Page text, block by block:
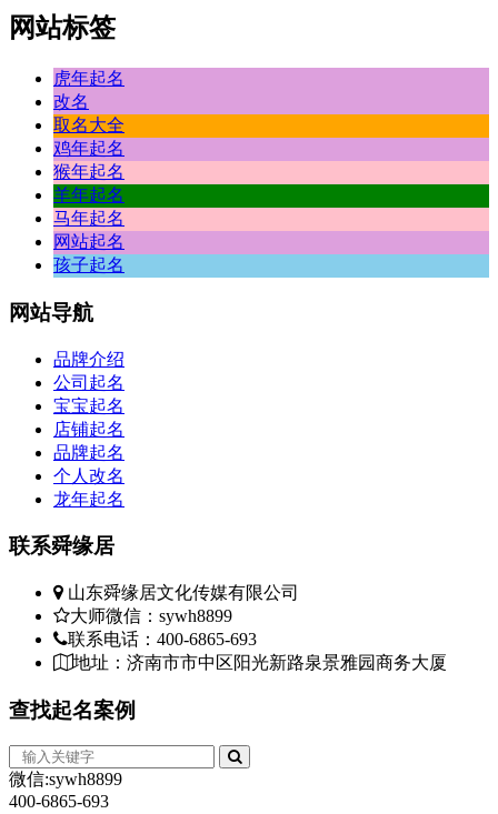
网站标签
虎年起名
改名
取名大全
鸡年起名
猴年起名
羊年起名
马年起名
网站起名
孩子起名
网站导航
品牌介绍
公司起名
宝宝起名
店铺起名
品牌起名
个人改名
龙年起名
联系舜缘居
山东舜缘居文化传媒有限公司
大师微信：sywh8899
联系电话：400-6865-693
地址：济南市市中区阳光新路泉景雅园商务大厦
查找起名案例
微信:sywh8899
400-6865-693